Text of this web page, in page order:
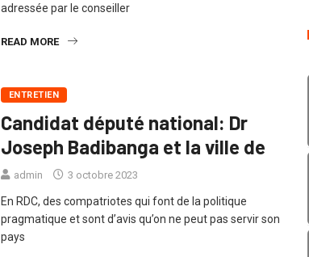
adressée par le conseiller
READ MORE
ENTRETIEN
Candidat député national: Dr
Joseph Badibanga et la ville de
admin 3 octobre 2023
En RDC, des compatriotes qui font de la politique
pragmatique et sont d’avis qu’on ne peut pas servir son
pays